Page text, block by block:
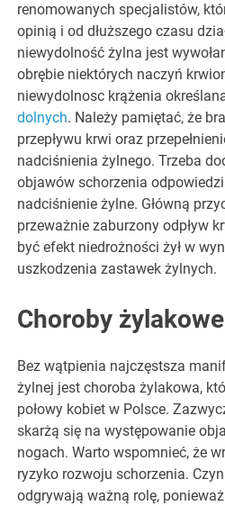
renomowanych specjalistów,
opinią i od dłuższego czasu
niewydolność żylna jest
obrębie niektórych naczyń
niewydolnosc krążenia
dolnych. Należy pamiętać, że
przepływu krwi oraz
nadciśnienia żylnego. Trzeba
objawów schorzenia
nadciśnienie żylne. Główną
przeważnie zaburzony odpływ
być efekt niedrożności żył w
uszkodzenia zastawek żylnych.
Choroby żylakowe
Bez wątpienia najczęstsza
żylnej jest choroba żylakowa,
połowy kobiet w Polsce.
skarżą się na występowanie
nogach. Warto wspomnieć, że
ryzyko rozwoju schorzenia.
odgrywają ważną rolę,